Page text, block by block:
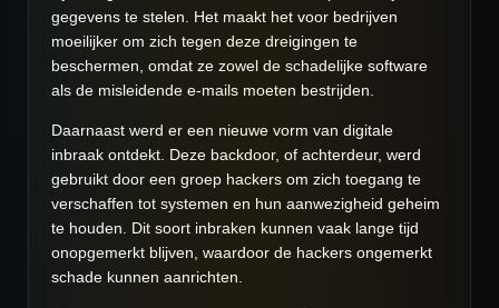
gegevens te stelen. Het maakt het voor bedrijven
moeilijker om zich tegen deze dreigingen te
beschermen, omdat ze zowel de schadelijke software
als de misleidende e-mails moeten bestrijden.
Daarnaast werd er een nieuwe vorm van digitale
inbraak ontdekt. Deze backdoor, of achterdeur, werd
gebruikt door een groep hackers om zich toegang te
verschaffen tot systemen en hun aanwezigheid geheim
te houden. Dit soort inbraken kunnen vaak lange tijd
onopgemerkt blijven, waardoor de hackers ongemerkt
schade kunnen aanrichten.